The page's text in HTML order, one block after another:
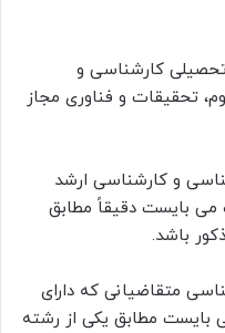
تحصیلی کارشناسی و
تحقیقات و فناوری مجاز
و کارشناسی ارشد
می بایست دقیقاً مطابق
باشد.
متقاضیانی که دارای
بایست مطابق یکی از رشته